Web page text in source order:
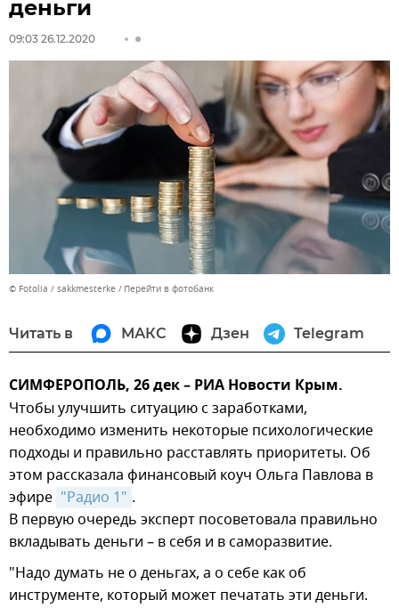
деньги
09:03 26.12.2020
© Fotolia / sakkmesterke Перейти в фотобанк
Читать в МАКС Дзен Telegram
СИМФЕРОПОЛЬ, 26 дек – РИА Новости Крым.
Чтобы улучшить ситуацию с заработками,
необходимо изменить некоторые психологические
подходы и правильно расставлять приоритеты. Об
этом рассказала финансовый коуч Ольга Павлова в
эфире "Радио 1" .
В первую очередь эксперт посоветовала правильно
вкладывать деньги – в себя и в саморазвитие.
"Надо думать не о деньгах, а о себе как об
инструменте, который может печатать эти деньги.